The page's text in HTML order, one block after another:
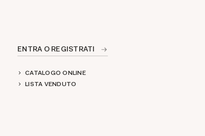
ENTRA O REGISTRATI
CATALOGO ONLINE
LISTA VENDUTO